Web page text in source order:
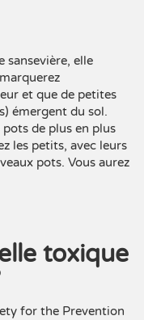
sansevière, elle
et que de petites
émergent du sol.
de plus en plus
les petits, avec leurs
pots. Vous aurez
toxique
for the Prevention